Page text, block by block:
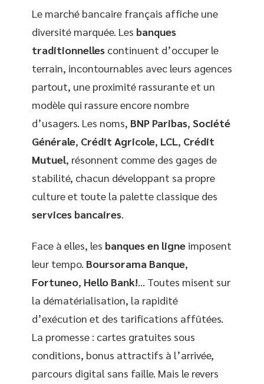
Le marché bancaire français affiche une
diversité marquée. Les banques
traditionnelles continuent d’occuper le
terrain, incontournables avec leurs agences
partout, une proximité rassurante et un
modèle qui rassure encore nombre
d’usagers. Les noms, BNP Paribas, Société
Générale, Crédit Agricole, LCL , Crédit
Mutuel, résonnent comme des gages de
stabilité, chacun développant sa propre
culture et toute la palette classique des
services bancaires
Face à elles, les banques en ligne imposent
leur tempo. Boursorama Banque,
Fortuneo, Hello Bank!… Toutes misent sur
la dématérialisation, la rapidité
d’exécution et des tarifications affûtées.
La promesse : cartes gratuites sous
conditions, bonus attractifs à l’arrivée,
parcours digital sans faille. Mais le revers